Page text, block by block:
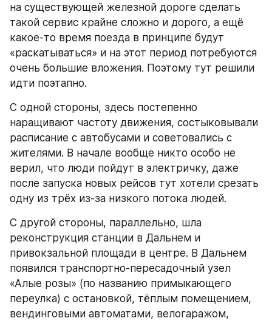
на существующей железной дороге сделать
такой сервис крайне сложно и дорого, а ещё
какое-то время поезда в принципе будут
«раскатываться» и на этот период потребуются
очень большие вложения. Поэтому тут решили
идти поэтапно.
С одной стороны, здесь постепенно
наращивают частоту движения, состыковывали
расписание с автобусами и советовались с
жителями. В начале вообще никто особо не
верил, что люди пойдут в электричку, даже
после запуска новых рейсов тут хотели срезать
одну из трёх из-за низкого потока людей.
С другой стороны, параллельно, шла
реконструкция станции в Дальнем и
привокзальной площади в центре. В Дальнем
появился транспортно-пересадочный узел
«Алые розы» (по названию примыкающего
переулка) с остановкой, тёплым помещением,
вендинговыми автоматами, велогаражом,